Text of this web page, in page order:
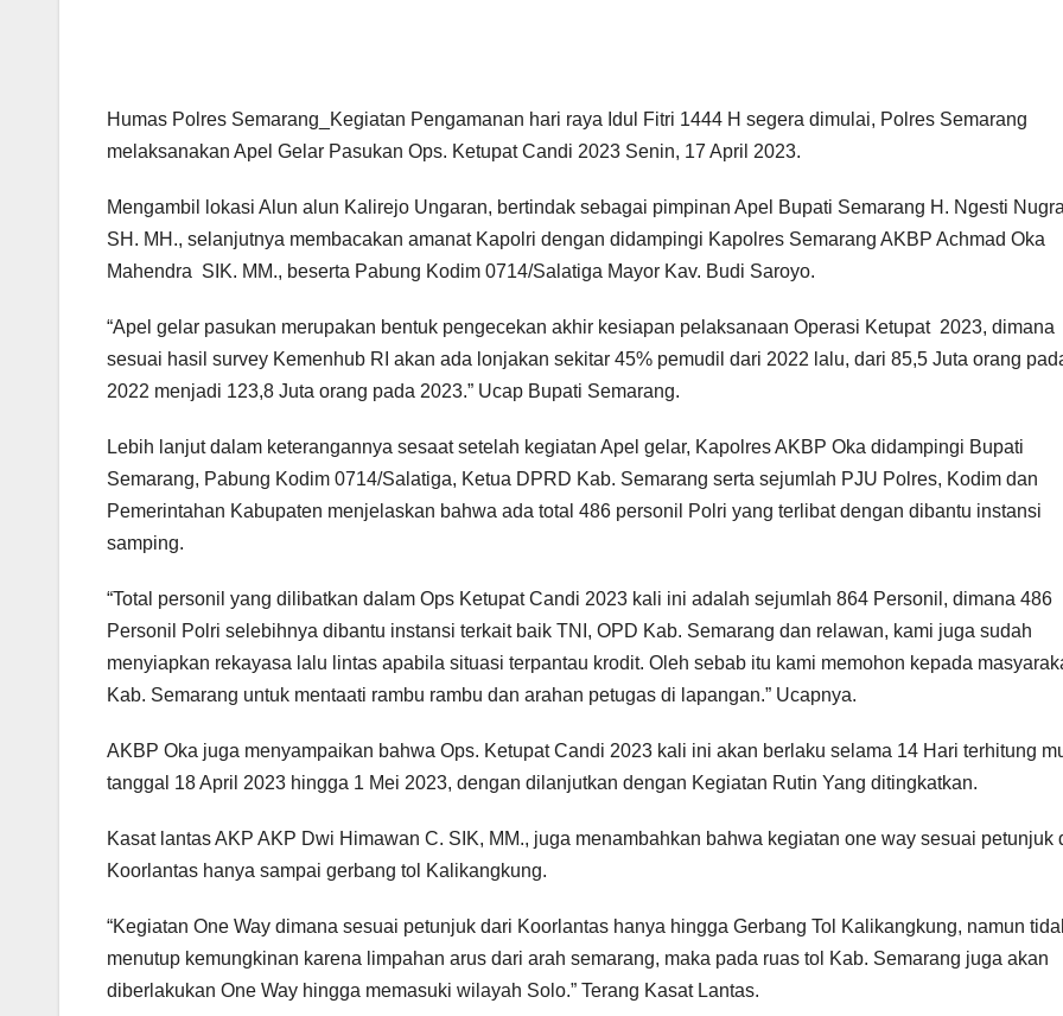
Humas Polres Semarang_Kegiatan Pengamanan hari raya Idul Fitri 1444 H segera dimulai, Polres Semarang
melaksanakan Apel Gelar Pasukan Ops. Ketupat Candi 2023 Senin, 17 April 2023.
Mengambil lokasi Alun alun Kalirejo Ungaran, bertindak sebagai pimpinan Apel Bupati Semarang H. Ngesti
SH. MH., selanjutnya membacakan amanat Kapolri dengan didampingi Kapolres Semarang AKBP Achmad Oka
Mahendra SIK. MM., beserta Pabung Kodim 0714/Salatiga Mayor Kav. Budi Saroyo.
“Apel gelar pasukan merupakan bentuk pengecekan akhir kesiapan pelaksanaan Operasi Ketupat 2023, dimana
sesuai hasil survey Kemenhub RI akan ada lonjakan sekitar 45% pemudil dari 2022 lalu, dari 85,5 Juta orang
2022 menjadi 123,8 Juta orang pada 2023.” Ucap Bupati Semarang.
Lebih lanjut dalam keterangannya sesaat setelah kegiatan Apel gelar, Kapolres AKBP Oka didampingi Bupati
Semarang, Pabung Kodim 0714/Salatiga, Ketua DPRD Kab. Semarang serta sejumlah PJU Polres, Kodim dan
Pemerintahan Kabupaten menjelaskan bahwa ada total 486 personil Polri yang terlibat dengan dibantu instansi
samping.
“Total personil yang dilibatkan dalam Ops Ketupat Candi 2023 kali ini adalah sejumlah 864 Personil, dimana 486
Personil Polri selebihnya dibantu instansi terkait baik TNI, OPD Kab. Semarang dan relawan, kami juga sudah
menyiapkan rekayasa lalu lintas apabila situasi terpantau krodit. Oleh sebab itu kami memohon kepada
Kab. Semarang untuk mentaati rambu rambu dan arahan petugas di lapangan.” Ucapnya.
AKBP Oka juga menyampaikan bahwa Ops. Ketupat Candi 2023 kali ini akan berlaku selama 14 Hari terhitung
tanggal 18 April 2023 hingga 1 Mei 2023, dengan dilanjutkan dengan Kegiatan Rutin Yang ditingkatkan.
Kasat lantas AKP AKP Dwi Himawan C. SIK, MM., juga menambahkan bahwa kegiatan one way sesuai petunjuk
Koorlantas hanya sampai gerbang tol Kalikangkung.
“Kegiatan One Way dimana sesuai petunjuk dari Koorlantas hanya hingga Gerbang Tol Kalikangkung, namun
menutup kemungkinan karena limpahan arus dari arah semarang, maka pada ruas tol Kab. Semarang juga akan
diberlakukan One Way hingga memasuki wilayah Solo.” Terang Kasat Lantas.